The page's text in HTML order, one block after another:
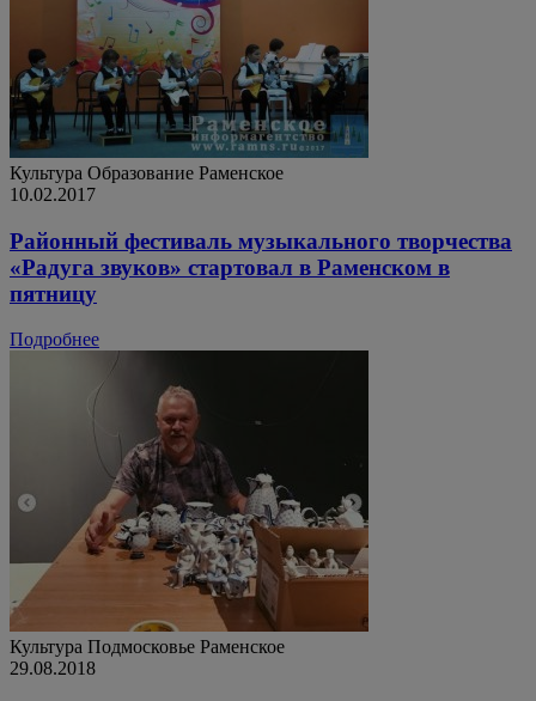
Культура Образование Раменское
10.02.2017
Районный фестиваль музыкального творчества
«Радуга звуков» стартовал в Раменском в
пятницу
Подробнее
Культура Подмосковье Раменское
29.08.2018